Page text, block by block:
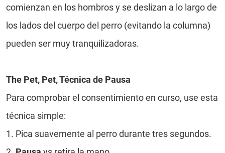
comienzan en los hombros y se deslizan a lo largo de
los lados del cuerpo del perro (evitando la columna)
pueden ser muy tranquilizadoras.
The Pet, Pet, Técnica de Pausa
Para comprobar el consentimiento en curso, use esta
técnica simple:
1. Pica suavemente al perro durante tres segundos.